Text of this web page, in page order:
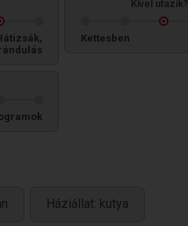
Kivel utazik?
Kettesben
Háziállat: kutya